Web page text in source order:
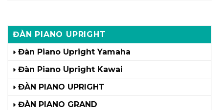
ĐÀN PIANO UPRIGHT
Đàn Piano Upright Yamaha
Đàn Piano Upright Kawai
ĐÀN PIANO UPRIGHT
ĐÀN PIANO GRAND